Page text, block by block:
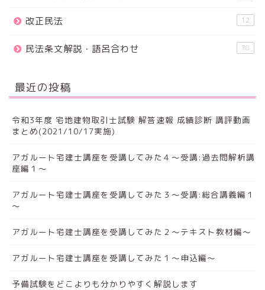
改正民法 12
民法条文解説・語呂合わせ 78
最近の投稿
令和3年度 宅地建物取引士試験 解答速報 成績診断 講評動画
まとめ(2021/10/17実施)
アガルート宅建士講座を受講してみた４～受講:過去問解析講
座編１～
アガルート宅建士講座を受講してみた３～受講:総合講義編１
～
アガルート宅建士講座を受講してみた２～テキスト教材編～
アガルート宅建士講座を受講してみた１～申込編～
予備試験をどこよりも分かりやすく解説します